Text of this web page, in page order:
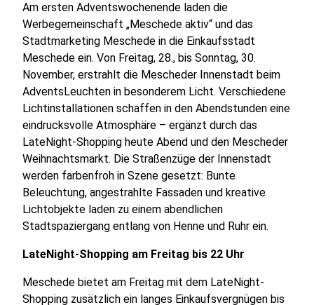
Am ersten Adventswochenende laden die
Werbegemeinschaft „Meschede aktiv“ und das
Stadtmarketing Meschede in die Einkaufsstadt
Meschede ein. Von Freitag, 28., bis Sonntag, 30.
November, erstrahlt die Mescheder Innenstadt beim
AdventsLeuchten in besonderem Licht. Verschiedene
Lichtinstallationen schaffen in den Abendstunden eine
eindrucksvolle Atmosphäre – ergänzt durch das
LateNight-Shopping heute Abend und den Mescheder
Weihnachtsmarkt. Die Straßenzüge der Innenstadt
werden farbenfroh in Szene gesetzt: Bunte
Beleuchtung, angestrahlte Fassaden und kreative
Lichtobjekte laden zu einem abendlichen
Stadtspaziergang entlang von Henne und Ruhr ein.
LateNight-Shopping am Freitag bis 22 Uhr
Meschede bietet am Freitag mit dem LateNight-
Shopping zusätzlich ein langes Einkaufsvergnügen bis